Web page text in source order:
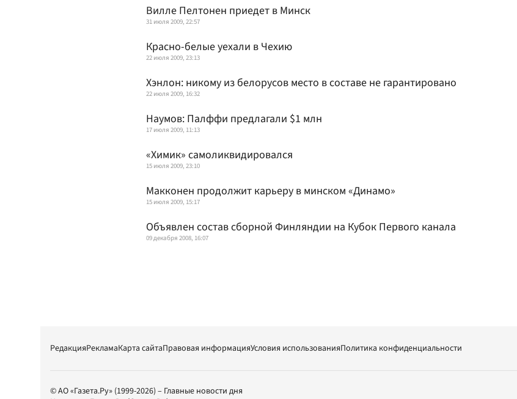
Вилле Пелтонен приедет в Минск
31 июля 2009, 22:57
Красно-белые уехали в Чехию
22 июля 2009, 23:13
Хэнлон: никому из белорусов место в составе не гарантировано
22 июля 2009, 16:32
Наумов: Палффи предлагали $1 млн
17 июля 2009, 11:13
«Химик» самоликвидировался
15 июля 2009, 23:10
Макконен продолжит карьеру в минском «Динамо»
15 июля 2009, 15:17
Объявлен состав сборной Финляндии на Кубок Первого канала
09 декабря 2008, 16:07
РедакцияРекламаКарта сайтаПравовая информацияУсловия использованияПолитика конфиденциальности
© АО «Газета.Ру» (1999-2026) – Главные новости дня